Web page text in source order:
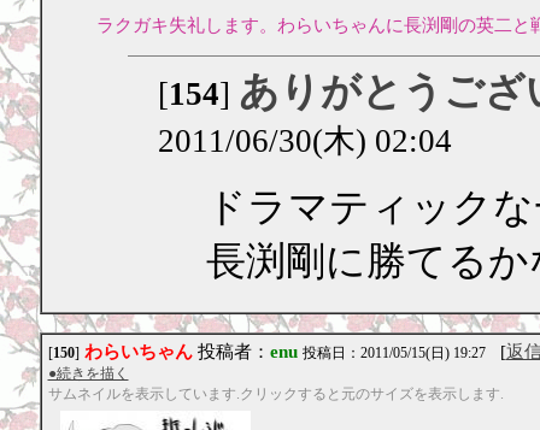
ラクガキ失礼します。わらいちゃんに長渕剛の英二と
[154] ありがとうござ
2011/06/30(木) 02:04
ドラマティック
長渕剛に勝てる
[150] わらいちゃん投稿者： enu 投稿日：2011/05/15(日) 19:27[返
●続きを描く
サムネイルを表示しています.クリックすると元のサイズを表示します.